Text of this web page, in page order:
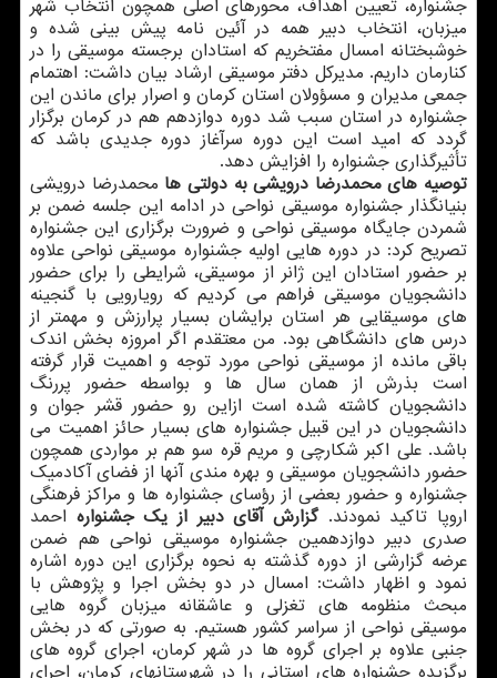
جشنواره، تعیین اهداف، محورهای اصلی همچون انتخاب شهر
میزبان، انتخاب دبیر همه در آئین نامه پیش بینی شده و
خوشبختانه امسال مفتخریم كه استادان برجسته موسیقی را در
كنارمان داریم. مدیركل دفتر موسیقی ارشاد بیان داشت: اهتمام
جمعی مدیران و مسؤولان استان كرمان و اصرار برای ماندن این
جشنواره در استان سبب شد دوره دوازدهم هم در كرمان برگزار
گردد كه امید است این دوره سرآغاز دوره جدیدی باشد كه
تأثیرگذاری جشنواره را افزایش دهد.
توصیه های محمدرضا درویشی به دولتی ها محمدرضا درویشی
بنیانگذار جشنواره موسیقی نواحی در ادامه این جلسه ضمن بر
شمردن جایگاه موسیقی نواحی و ضرورت برگزاری این جشنواره
تصریح كرد: در دوره هایی اولیه جشنواره موسیقی نواحی علاوه
بر حضور استادان این ژانر از موسیقی، شرایطی را برای حضور
دانشجویان موسیقی فراهم می كردیم كه رویارویی با گنجینه
های موسیقایی هر استان برایشان بسیار پرارزش و مهمتر از
درس های دانشگاهی بود. من معتقدم اگر امروزه بخش اندك
باقی مانده از موسیقی نواحی مورد توجه و اهمیت قرار گرفته
است بذرش از همان سال ها و بواسطه حضور پررنگ
دانشجویان كاشته شده است ازاین رو حضور قشر جوان و
دانشجویان در این قبیل جشنواره های بسیار حائز اهمیت می
باشد. علی اكبر شكارچی و مریم قره سو هم بر مواردی همچون
حضور دانشجویان موسیقی و بهره مندی آنها از فضای آكادمیك
جشنواره و حضور بعضی از رؤسای جشنواره ها و مراكز فرهنگی
اروپا تاكید نمودند.گزارش آقای دبیر از یك جشنواره احمد
صدری دبیر دوازدهمین جشنواره موسیقی نواحی هم ضمن
عرضه گزارشی از دوره گذشته به نحوه برگزاری این دوره اشاره
نمود و اظهار داشت: امسال در دو بخش اجرا و پژوهش با
مبحث منظومه های تغزلی و عاشقانه میزبان گروه هایی
موسیقی نواحی از سراسر كشور هستیم. به صورتی كه در بخش
جنبی علاوه بر اجرای گروه ها در شهر كرمان، اجرای گروه های